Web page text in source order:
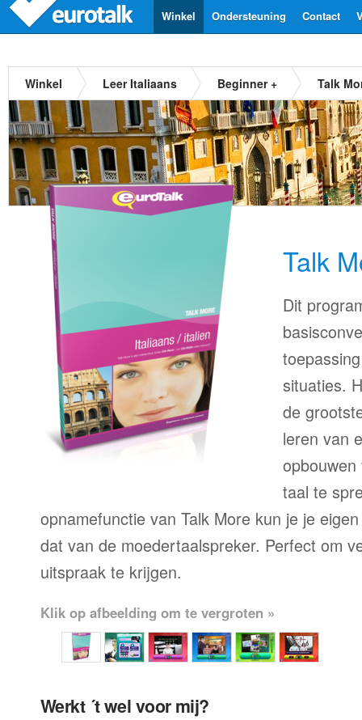
Contact
Ondersteuning
Winkel
Winkel Leer Italiaans Beginner + Talk
Talk
Dit
situaties.
de
leren van
taal te
opnamefunctie van Talk More kun je je
dat van de moedertaalspreker. Perfect om
uitspraak te krijgen.
Klik op afbeelding om te vergroten »
Werkt ´t wel voor mij?